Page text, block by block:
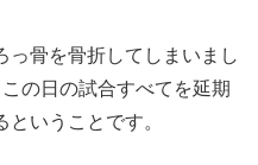
っ骨を骨折してしまいまし
の日の試合すべてを延期
いうことです。